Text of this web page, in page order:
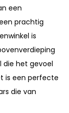
een
prachtig
is
die het gevoel
is een perfecte
die van